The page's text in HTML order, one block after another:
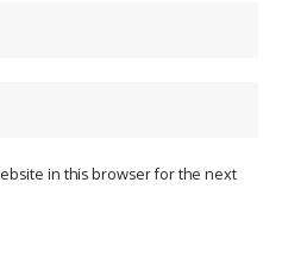
in this browser for the next